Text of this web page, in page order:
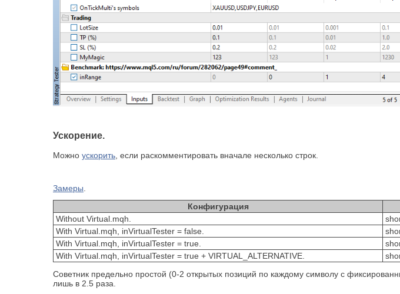
Ускорение.
Можно ускорить , если раскомментировать вначале несколько строк.
Замеры
Конфигурация
Without Virtual.mqh.
With Virtual.mqh, inVirtualTester = false.
With Virtual.mqh, inVirtualTester = true.
With Virtual.mqh, inVirtualTester = true + VIRTUAL_ALTERNATIVE.
Советник предельно простой (0-2 открытых позиций по каждому символу с
лишь в 2.5 раза.